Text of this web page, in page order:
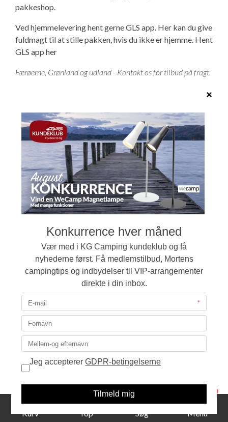
pakkeshop.
Ved hjemmelevering hent gerne GLS app. Her kan du give
fuldmagt til at stille pakken, hvis du ikke er hjemme. Hent
GLS app her
Færøerne, Grønland og udland - Kontakt os for tilbud på fragt.
Leveringstid 1-3 arbejdsdage.
OBS Der kan være campingudstyr, som viser sig at være i
restordre.
Vi giver selvfølgelig besked via mail hurtigst muligt med
oplysninger om forventet levering, så du ikke venter
forgæves.
Telefon:Har du spørgsmål vedrørende vores produkter
er vi klar ved telefonen 76 33 20 80 på hverdage mellem
kl. 10.00-16.00.
Du er også velkommen til at sende os en mail på
info@kg-camping.dk - Vi svarer så hurtigt det er muligt.
Alle priser på campingudstyr er i danske kroner inkl.
moms.
Kurv Top Søg Menu